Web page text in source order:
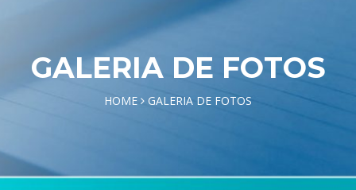
GALERIA DE FOTOS
HOME GALERIA DE FOTOS